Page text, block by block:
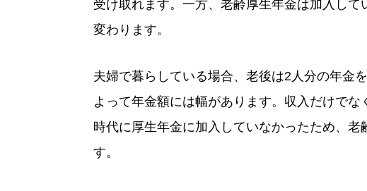
受け取れます。一方、老齢厚生年金は加入し
変わります。
夫婦で暮らしている場合、老後は2人分の年金
よって年金額には幅があります。収入だけで
時代に厚生年金に加入していなかったため、
す。